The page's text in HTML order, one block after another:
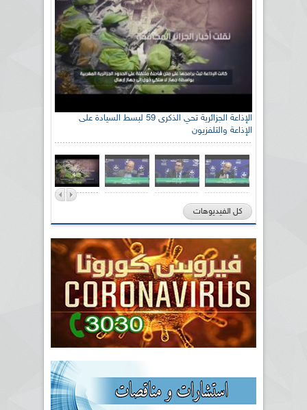
الإذاعة الجزائرية تحي الذكرى 59 لبسط السيادة على
الإذاعة والتلفزيون
كل الفيديوهات